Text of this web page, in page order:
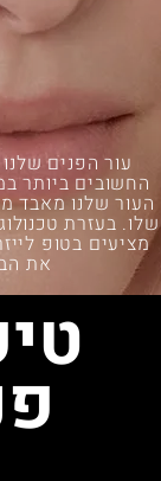
עור הפנים
החשובים ביותר
העור שלנו מאבד
שלו. בעזרת
מציעים בטופ
את